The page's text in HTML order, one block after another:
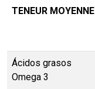
TENEUR MOYENNE
Ácidos grasos
Omega 3